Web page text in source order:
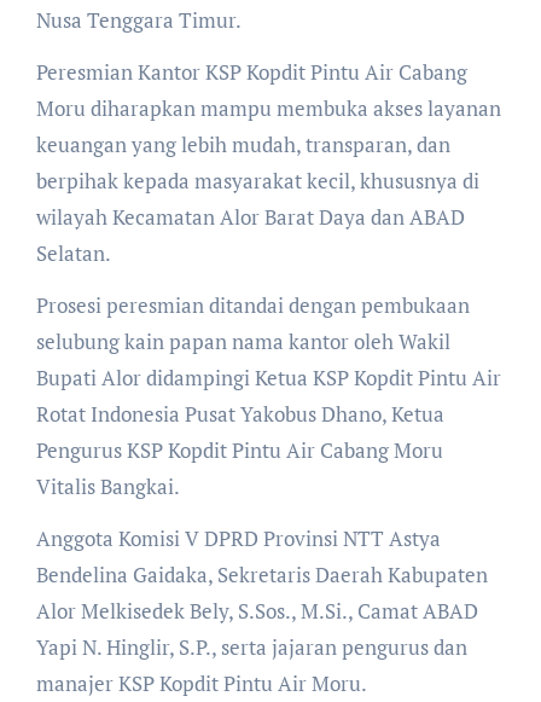
Nusa Tenggara Timur.
Peresmian Kantor KSP Kopdit Pintu Air Cabang
Moru diharapkan mampu membuka akses layanan
keuangan yang lebih mudah, transparan, dan
berpihak kepada masyarakat kecil, khususnya di
wilayah Kecamatan Alor Barat Daya dan ABAD
Selatan.
Prosesi peresmian ditandai dengan pembukaan
selubung kain papan nama kantor oleh Wakil
Bupati Alor didampingi Ketua KSP Kopdit Pintu Air
Rotat Indonesia Pusat Yakobus Dhano, Ketua
Pengurus KSP Kopdit Pintu Air Cabang Moru
Vitalis Bangkai.
Anggota Komisi V DPRD Provinsi NTT Astya
Bendelina Gaidaka, Sekretaris Daerah Kabupaten
Alor Melkisedek Bely, S.Sos., M.Si., Camat ABAD
Yapi N. Hinglir, S.P., serta jajaran pengurus dan
manajer KSP Kopdit Pintu Air Moru.